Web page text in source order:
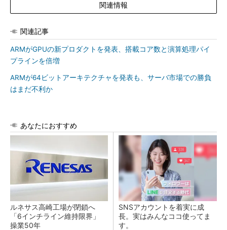
関連情報
関連記事
ARMがGPUの新プロダクトを発表、搭載コア数と演算処理パイ
プラインを倍増
ARMが64ビットアーキテクチャを発表も、サーバ市場での勝負
はまだ不利か
あなたにおすすめ
ルネサス高崎工場が閉鎖へ
「6インチライン維持限界」
操業50年
SNSアカウントを着実に成
長。実はみんなココ使ってま
す。